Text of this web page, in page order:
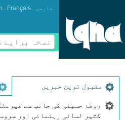
فارسی .
Français
.
نسخہ برایے
مقبول ترین خبریں
روضۂ حسینی کی جانب سے
کثیر لسانی رہنمائی اور